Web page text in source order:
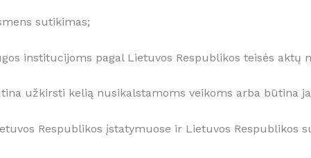
sutikimas;
institucijoms pagal Lietuvos Respublikos teisės aktų
užkirsti kelią nusikalstamoms veikoms arba būtina
Respublikos įstatymuose ir Lietuvos Respublikos